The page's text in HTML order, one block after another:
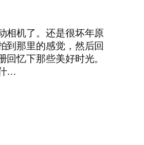
相机了。还是很坏年原
到那里的感觉，然后回
回忆下那些美好时光。
…